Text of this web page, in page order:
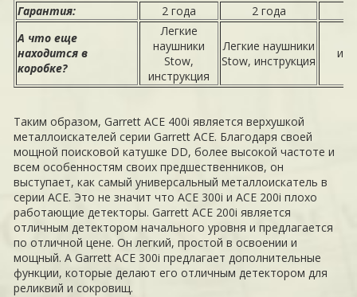
Гарантия:
2 года 2 года
А что еще
находится в
коробке?
Легкие
наушники
Stow,
инструкция
Легкие наушники
Stow, инструкция
Таким образом, Garrett ACE 400i является верхушкой
металлоискателей серии Garrett ACE. Благодаря своей
мощной поисковой катушке DD, более высокой частоте и
всем особенностям своих предшественников, он
выступает, как самый универсальный металлоискатель в
серии ACE. Это не значит что ACE 300i и ACE 200i плохо
работающие детекторы. Garrett ACE 200i является
отличным детектором начального уровня и предлагается
по отличной цене. Он легкий, простой в освоении и
мощный. А Garrett ACE 300i предлагает дополнительные
функции, которые делают его отличным детектором для
реликвий и сокровищ.